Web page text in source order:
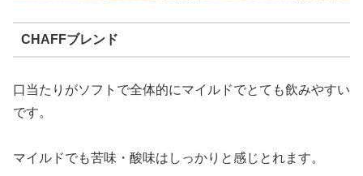
CHAFFブレンド
口当たりがソフトで全体的にマイルドでとても飲みやすい
です。
マイルドでも苦味・酸味はしっかりと感じとれます。